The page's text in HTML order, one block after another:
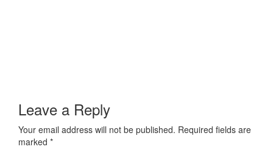
Leave a Reply
Your email address will not be published. Required fields are
marked *